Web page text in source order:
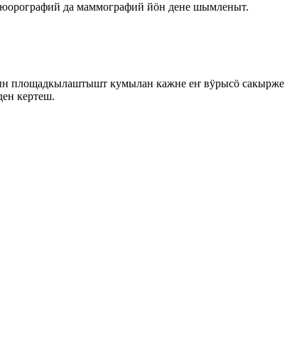
да маммографий йӧн дене шымленыт.
площадкылаштышт кумылан кажне еҥ вӱрысӧ сакырже
кертеш.